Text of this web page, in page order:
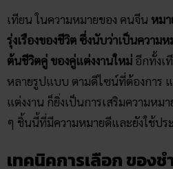
รุ่งเรืองของชีวิต ซึ่งนับว่าเป็นความ
ต้นชีวิตคู่ ของคู่แต่งงานใหม่อีกทั้งเ
หลายรูปแบบ ตามดีไซน์ที่ต้องการ
แต่งงาน ก็ยิ่งเป็นการเสริมความหม
ๆ ชิ้นนี้ที่มีความหมายดีและยังใช้ปร
เทคนิคการเลือก ของช
ความหมายดี